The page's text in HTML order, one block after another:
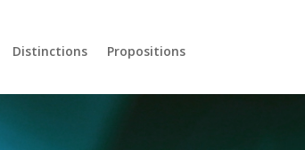
Distinctions Propositions